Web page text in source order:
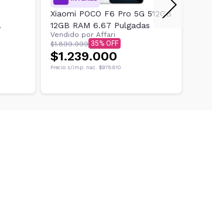
Xiaomi POCO F6 Pro 5G 512GB
12GB RAM 6.67 Pulgadas
Vendido por Affari
$1.899.999 35
$1.239.000
Precio s/imp. nac. $978.810